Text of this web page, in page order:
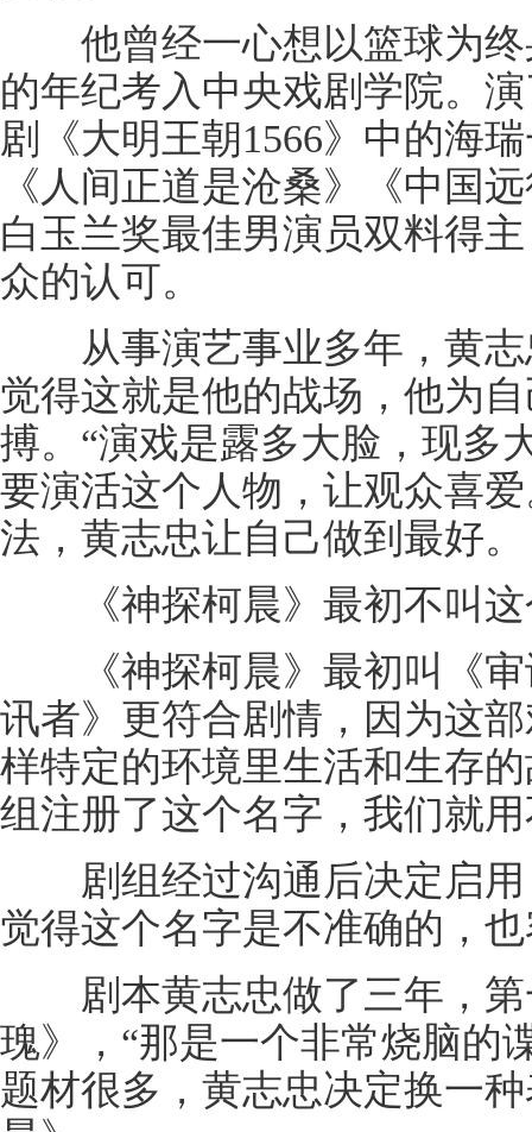
他曾经一心想以篮球为终
的年纪考入中央戏剧学院。
剧《大明王朝1566》中的海
《人间正道是沧桑》《中国
白玉兰奖最佳男演员双料得
众的认可。
从事演艺事业多年，黄志
觉得这就是他的战场，他为
搏。“演戏是露多大脸，现多
要演活这个人物，让观众喜
法，黄志忠让自己做到最好。
《神探柯晨》最初不叫这
《神探柯晨》最初叫《审
讯者》更符合剧情，因为这
样特定的环境里生活和生存
组注册了这个名字，我们就
剧组经过沟通后决定启用
觉得这个名字是不准确的，
剧本黄志忠做了三年，第
瑰》，“那是一个非常烧脑的
题材很多，黄志忠决定换一